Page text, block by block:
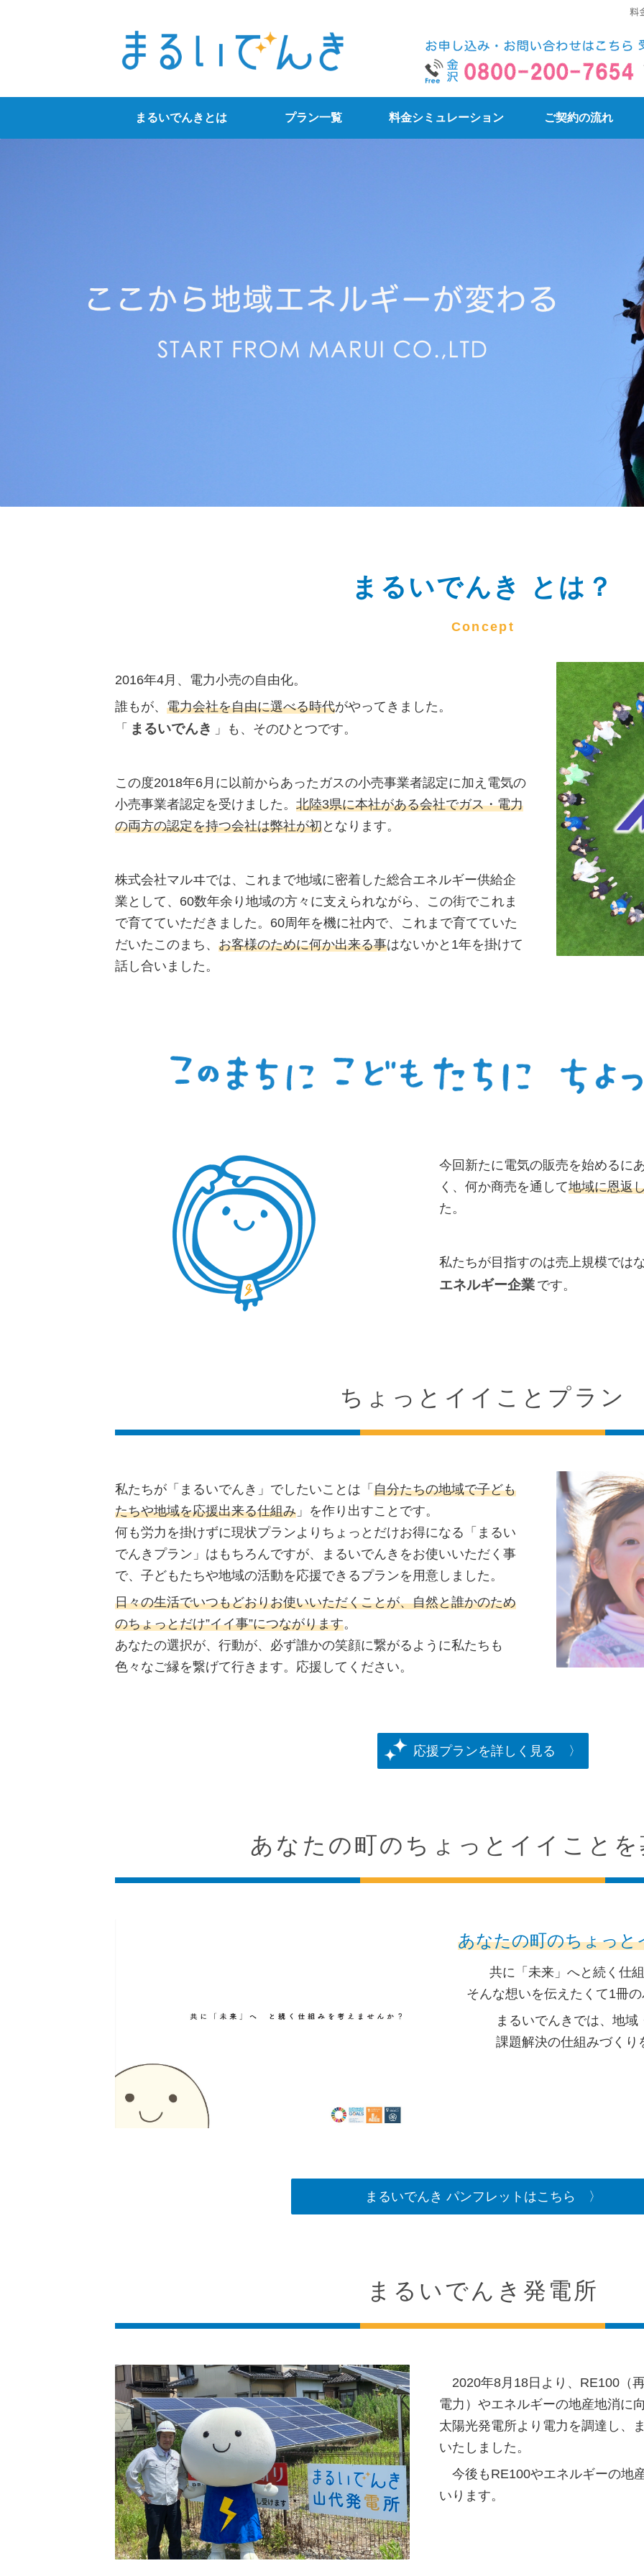
まるいでんき｜石川県金沢市
まるいでんきとは プラン一覧 料金シミュレーション ご契約の流れ
まるいでんき とは？
Concept
2016年4月、電力小売の自由化。
誰もが、 電力会社を自由に選べる時代がやってきました。
「
まるいでんき 」も、そのひとつです。
この度2018年6月に以前からあったガスの小売事業者認定に加え電気の
小売事業者認定を受けました。 北陸3県に本社がある会社でガス・電力
の両方の認定を持つ会社は弊社が初となります。
株式会社マルヰでは、これまで地域に密着した総合エネルギー供給企
業として、60数年余り地域の方々に支えられながら、この街でこれま
で育てていただきました。60周年を機に社内で、これまで育てていた
だいたこのまち、 お客様のために何か出来る事はないかと1年を掛けて
話し合いました。
今回新たに電気の販売を始めるに
く、何か商売を通して地域に恩返
た。
私たちが目指すのは売上規模では
エネルギー企業 です。
ちょっとイイことプラン
私たちが「まるいでんき」でしたいことは「 自分たちの地域で子ども
たちや地域を応援出来る仕組み 」を作り出すことです。
何も労力を掛けずに現状プランよりちょっとだけお得になる「まるい
でんきプラン」はもちろんですが、まるいでんきをお使いいただく事
で、子どもたちや地域の活動を応援できるプランを用意しました。
日々の生活でいつもどおりお使いいただくことが、自然と誰かのため
のちょっとだけ”イイ事”につながります。
あなたの選択が、行動が、必ず誰かの笑顔に繋がるように私たちも
色々なご縁を繋げて行きます。応援してください。
応援プランを詳しく見る
あなたの町のちょっとイイこと
あなたの町のちょっと
共に「未来」へと続く仕
そんな想いを伝えたくて1冊
まるいでんきでは、地
課題解決の仕組みづく
まるいでんき パンフレットはこちら
まるいでんき発電所
2020年8月18日より、RE100（
電力）やエネルギーの地産地消に
太陽光発電所より電力を調達し、
いたしました。
今後もRE100やエネルギーの地
いります。